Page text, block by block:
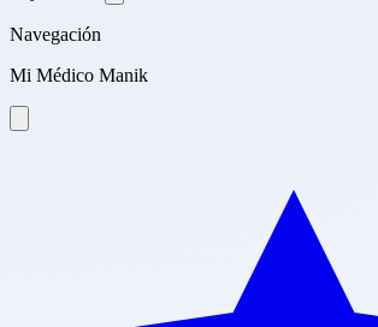
Navegación
Mi Médico Manik